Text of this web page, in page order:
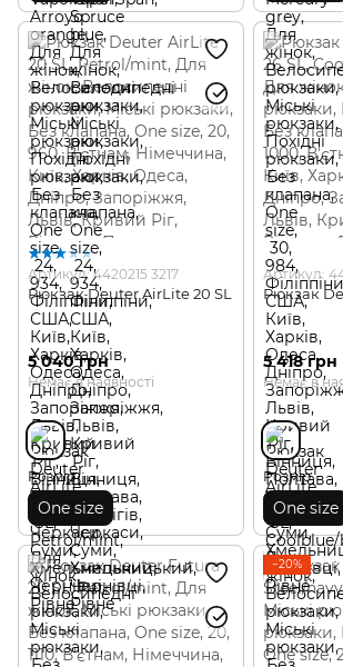
Артикул: 4420215 3217
Рюкзак Deuter AirLite 20 SL
5 040 грн
Немає в наявності
Розмір
One size
Артикул:
Рюкзак
5 418 грн
Немає в
Розмір
One size
−20%